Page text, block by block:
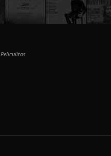
Peliculitas